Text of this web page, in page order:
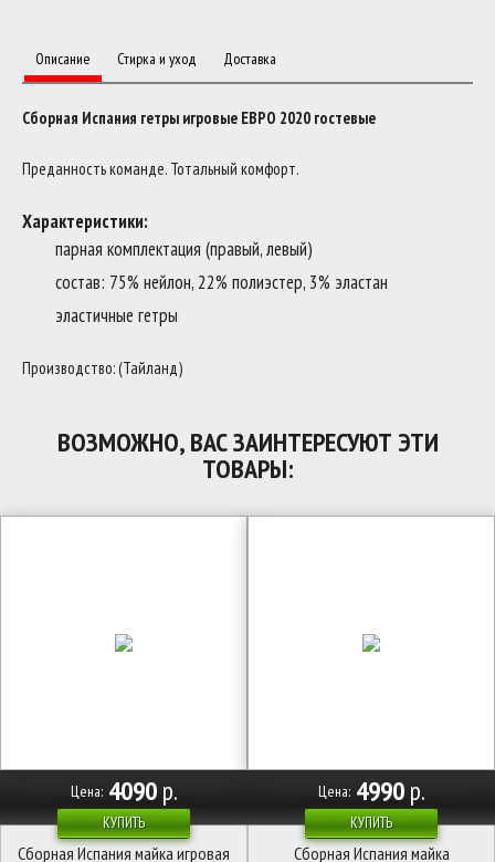
Описание Стирка и уход Доставка
Сборная Испания гетры игровые ЕВРО 2020 гостевые
Преданность команде. Тотальный комфорт.
Характеристики:
парная комплектация (правый, левый)
состав: 75% нейлон, 22% полиэстер, 3% эластан
эластичные гетры
Производство: (Тайланд)
ВОЗМОЖНО, ВАС ЗАИНТЕРЕСУЮТ ЭТИ
ТОВАРЫ:
КУПИТЬ
Цена: 4090р.
Сборная Испания майка игровая
КУПИТЬ
Цена: 4990р.
Сборная Испания майка